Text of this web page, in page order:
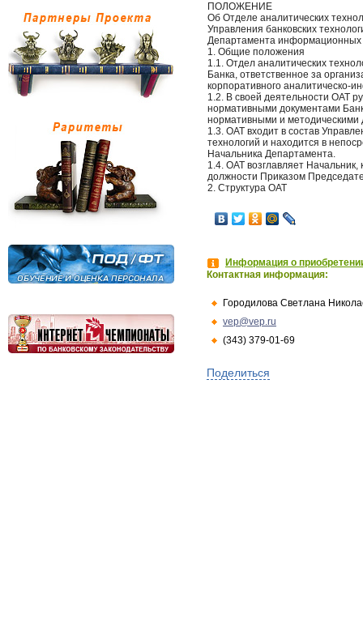
ПОЛОЖЕНИЕ
Об Отделе аналитических
Управления банковских
Департамента информационных
1. Общие положения
1.1. Отдел аналитических
Банка, ответственное за
корпоративного аналитическо-
1.2. В своей деятельности ОАТ
нормативными документами
нормативными и методическими
1.3. ОАТ входит в состав
технологий и находится в
Начальника Департамента.
1.4. ОАТ возглавляет
должности Приказом
2. Структура ОАТ
Информация о
Контактная информация:
Городилова Светлана
vep@vep.ru
(343) 379-01-69
Поделиться